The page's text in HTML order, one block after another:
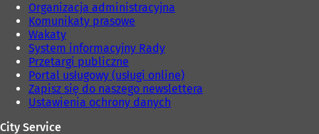
Organizacja administracyjna
Komunikaty prasowe
Wakaty
System informacyjny Rady
Przetargi publiczne
Portal usługowy (usługi online)
Zapisz się do naszego newslettera
Ustawienia ochrony danych
City Service